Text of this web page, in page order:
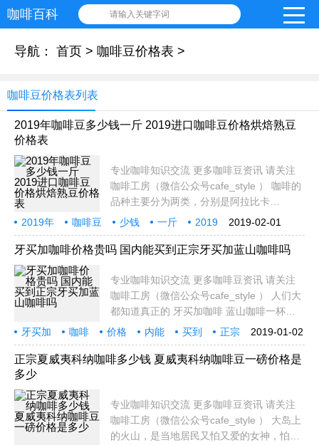
咖啡百科 请输入关键字词
导航： 首页 > 咖啡豆价格表 >
咖啡豆价格表列表
2019年咖啡豆多少钱一斤 2019进口咖啡豆价格烘焙熟豆
价格表
专业咖啡知识交流 更多咖啡豆资讯 请关注
咖啡工房（微信公众号cafe_style ） 咖啡的
品种主要分为两类，分别是阿拉比卡
（Arabic）及罗布斯塔（Robusta）。阿拉
比卡品种生长环境较严苛，种植成本较高，
产量占咖啡产量的2/3，主要产地为巴西、哥
2019-02-01
2019年 咖啡豆 少钱 一斤
2019
进口
价格 烘焙
牙买加咖啡价格贵吗 国内能买到正宗牙买加蓝山咖啡吗
专业咖啡知识交流 更多咖啡豆资讯 请关注
咖啡工房（微信公众号cafe_style ） 人们大
都知道真正的 牙买加咖啡 蓝山咖啡一杯的
售价应该在三位数，但是你知道并不是所有
的蓝山豆都能泡出牙买加蓝山咖啡应有的风
味来吗？因为正宗的牙买加蓝山咖啡风味是
2019-01-02
牙买加 咖啡 价格 内能 买到
正宗
蓝山
专业 知识
正宗夏威夷科纳咖啡多少钱 夏威夷科纳咖啡豆一磅价格是
多少
专业咖啡知识交流 更多咖啡豆资讯 请关注
咖啡工房（微信公众号cafe_style ） 大岛上
的火山，是当地居民又怕又爱的女神，怕女